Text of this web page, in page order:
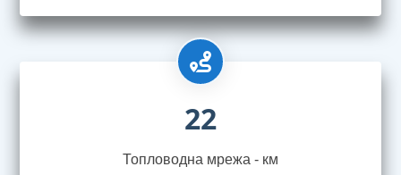
22
Топловодна мрежа - км